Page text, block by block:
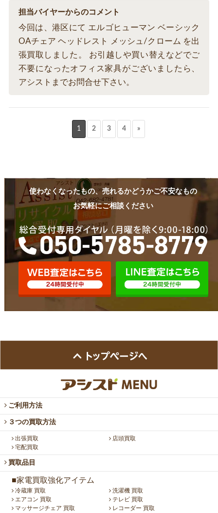
担当バイヤーからのコメント
今回は、港区にて エルゴヒューマン ベーシック
OAチェア ヘッドレスト メッシュ/クローム を出
張買取しました。 お引越しや買い替えなどでご
不要になったオフィス家具がございましたら、
アシストまでお問合せ下さい。
1 2 3 4 »
使わなくなったもの、売れるかどうかご不安なもの
お気軽にご相談ください
ご利用方法
３つの買取方法
出張買取
店頭買取
宅配買取
買取品目
■家電買取強化アイテム
冷蔵庫 買取
洗濯機 買取
エアコン 買取
テレビ 買取
マッサージチェア 買取
レコーダー 買取